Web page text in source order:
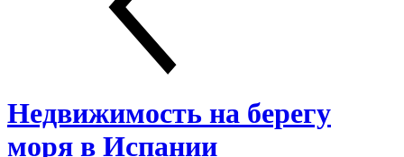
Недвижимость на берегу
моря в Испании